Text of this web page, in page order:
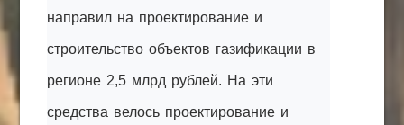
направил на проектирование и
строительство объектов газификации в
регионе 2,5 млрд рублей. На эти
средства велось проектирование и